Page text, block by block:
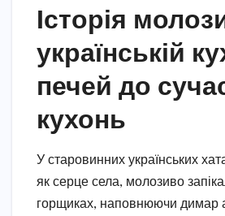
Історія
українській
печей до
кухонь
У старовинних українських
як серце села, молозиво
горщиках, наповнюючи димар